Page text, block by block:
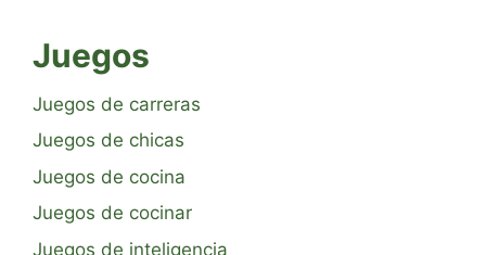
Juegos
Juegos de carreras
Juegos de chicas
Juegos de cocina
Juegos de cocinar
Juegos de inteligencia